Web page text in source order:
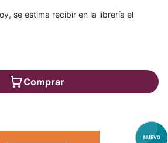
se estima recibir en la librería el
Comprar